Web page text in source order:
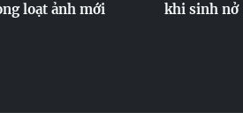
loạt ảnh mới
khi sinh nở